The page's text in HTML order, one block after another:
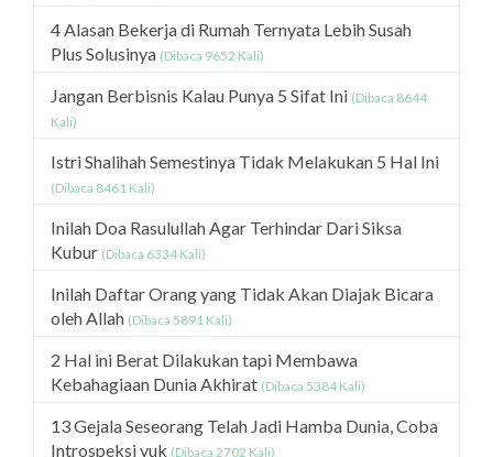
4 Alasan Bekerja di Rumah Ternyata Lebih Susah
Plus Solusinya (Dibaca 9652 Kali)
Jangan Berbisnis Kalau Punya 5 Sifat Ini (Dibaca 8644
Kali)
Istri Shalihah Semestinya Tidak Melakukan 5 Hal Ini
(Dibaca 8461 Kali)
Inilah Doa Rasulullah Agar Terhindar Dari Siksa
Kubur (Dibaca 6334 Kali)
Inilah Daftar Orang yang Tidak Akan Diajak Bicara
oleh Allah (Dibaca 5891 Kali)
2 Hal ini Berat Dilakukan tapi Membawa
Kebahagiaan Dunia Akhirat (Dibaca 5384 Kali)
13 Gejala Seseorang Telah Jadi Hamba Dunia, Coba
Introspeksi yuk (Dibaca 2702 Kali)